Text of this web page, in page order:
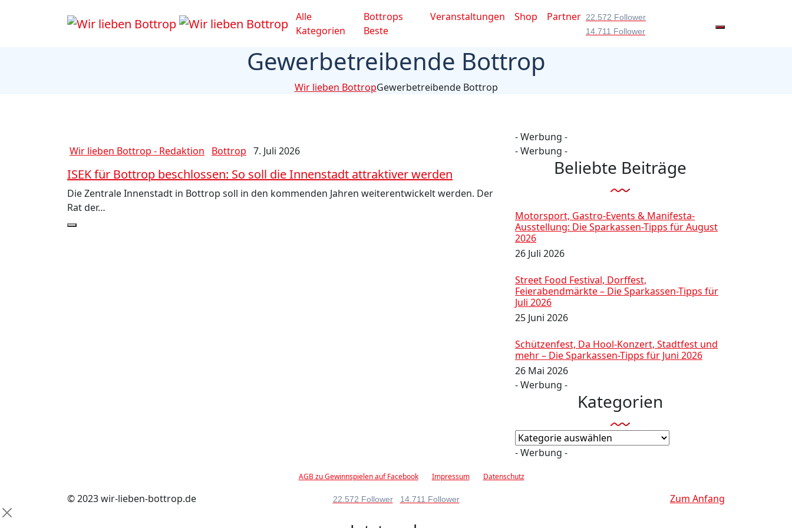
Alle
Kategorien
Bottrops
Beste
Veranstaltungen Shop Partner 22.572 Follower
14.711 Follower
Gewerbetreibende Bottrop
Wir lieben BottropGewerbetreibende Bottrop
Wir lieben Bottrop - Redaktion Bottrop 7. Juli 2026
ISEK für Bottrop beschlossen: So soll die Innenstadt attraktiver werden
Die Zentrale Innenstadt in Bottrop soll in den kommenden Jahren weiterentwickelt werden. Der
Rat der…
- Werbung -
- Werbung -
Beliebte Beiträge
Motorsport, Gastro-Events & Manifesta-
Ausstellung: Die Sparkassen-Tipps für August
2026
26 Juli 2026
Street Food Festival, Dorffest,
Feierabendmärkte – Die Sparkassen-Tipps für
Juli 2026
25 Juni 2026
Schützenfest, Da Hool-Konzert, Stadtfest und
mehr – Die Sparkassen-Tipps für Juni 2026
26 Mai 2026
- Werbung -
Kategorien
Kategorien
- Werbung -
AGB zu Gewinnspielen auf Facebook Impressum Datenschutz
© 2023 wir-lieben-bottrop.de 22.572 Follower 14.711 Follower Zum Anfang